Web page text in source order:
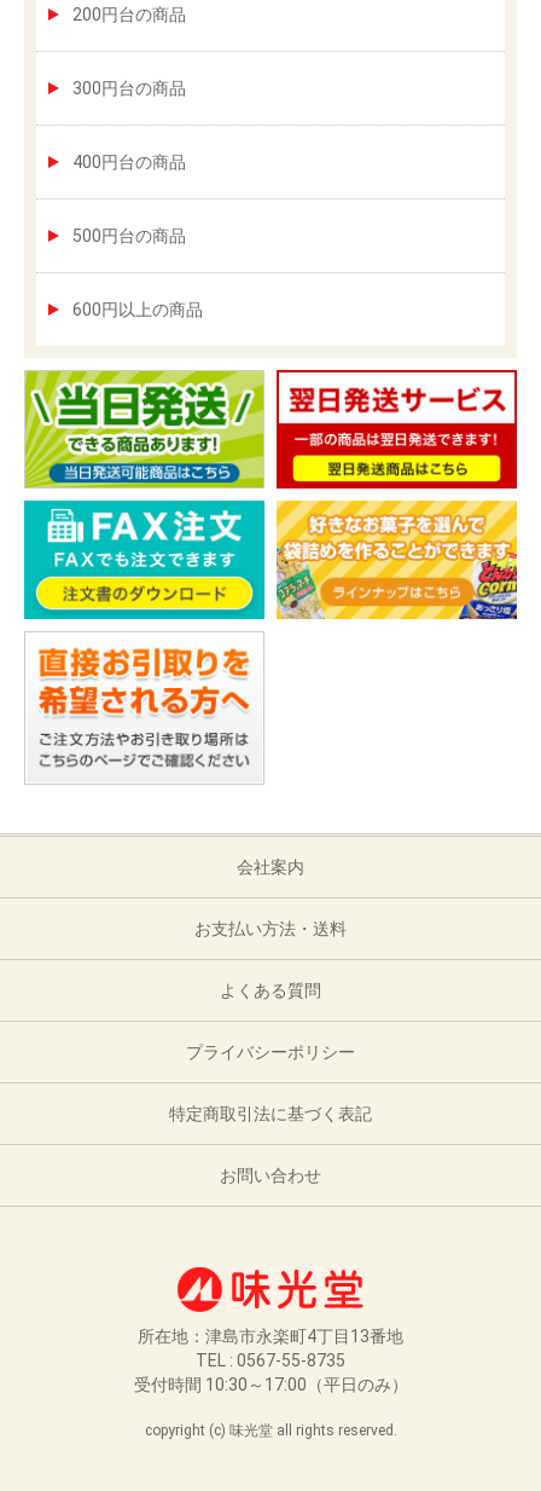
200円台の商品
300円台の商品
400円台の商品
500円台の商品
600円以上の商品
会社案内
お支払い方法・送料
よくある質問
プライバシーポリシー
特定商取引法に基づく表記
お問い合わせ
所在地：津島市永楽町4丁目13番地
TEL : 0567-55-8735
受付時間 10:30～17:00（平日のみ）
copyright (c) 味光堂 all rights reserved.